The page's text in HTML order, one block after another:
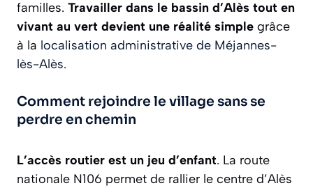
familles. Travailler dans le bassin d’Alès tout en
vivant au vert devient une réalité simple grâce
à la localisation administrative de Méjannes-
lès-Alès.
Comment rejoindre le village sans se
perdre en chemin
L’accès routier est un jeu d’enfant. La route
nationale N106 permet de rallier le centre d’Alès